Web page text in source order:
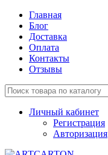
Главная
Блог
Доставка
Оплата
Контакты
Отзывы
Личный кабинет
Регистрация
Авторизация